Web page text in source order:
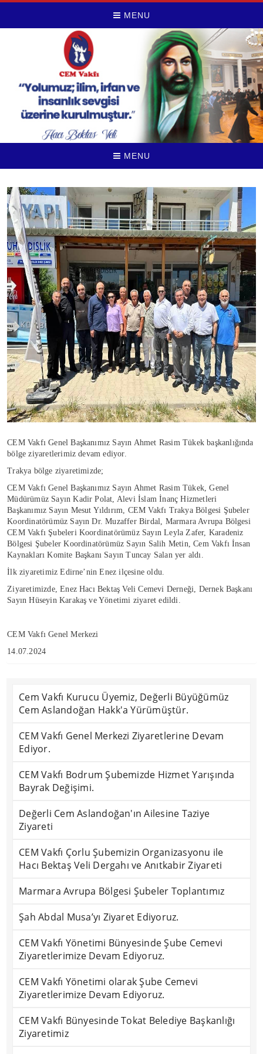
MENU
MENU
CEM Vakfı Genel Başkanımız Sayın Ahmet Rasim Tükek başkanlığında
bölge ziyaretlerimiz devam ediyor.
Trakya bölge ziyaretimizde;
CEM Vakfı Genel Başkanımız Sayın Ahmet Rasim Tükek, Genel
Müdürümüz Sayın Kadir Polat, Alevi İslam İnanç Hizmetleri
Başkanımız Sayın Mesut Yıldırım, CEM Vakfı Trakya Bölgesi Şubeler
Koordinatörümüz Sayın Dr. Muzaffer Birdal, Marmara Avrupa Bölgesi
CEM Vakfı Şubeleri Koordinatörümüz Sayın Leyla Zafer, Karadeniz
Bölgesi Şubeler Koordinatörümüz Sayın Salih Metin, Cem Vakfı İnsan
Kaynakları Komite Başkanı Sayın Tuncay Salan yer aldı.
İlk ziyaretimiz Edirne’nin Enez ilçesine oldu.
Ziyaretimizde, Enez Hacı Bektaş Veli Cemevi Derneği, Dernek Başkanı
Sayın Hüseyin Karakaş ve Yönetimi ziyaret edildi.
CEM Vakfı Genel Merkezi
14.07.2024
Cem Vakfı Kurucu Üyemiz, Değerli Büyüğümüz
Cem Aslandoğan Hakk'a Yürümüştür.
CEM Vakfı Genel Merkezi Ziyaretlerine Devam
Ediyor.
CEM Vakfı Bodrum Şubemizde Hizmet Yarışında
Bayrak Değişimi.
Değerli Cem Aslandoğan'ın Ailesine Taziye
Ziyareti
CEM Vakfı Çorlu Şubemizin Organizasyonu ile
Hacı Bektaş Veli Dergahı ve Anıtkabir Ziyareti
Marmara Avrupa Bölgesi Şubeler Toplantımız
Şah Abdal Musa’yı Ziyaret Ediyoruz.
CEM Vakfı Yönetimi Bünyesinde Şube Cemevi
Ziyaretlerimize Devam Ediyoruz.
CEM Vakfı Yönetimi olarak Şube Cemevi
Ziyaretlerimize Devam Ediyoruz.
CEM Vakfı Bünyesinde Tokat Belediye Başkanlığı
Ziyaretimiz